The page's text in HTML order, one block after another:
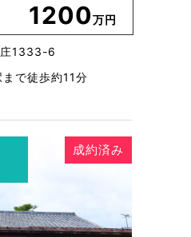
1200万円
1333-6
で徒歩約11分
成約済み